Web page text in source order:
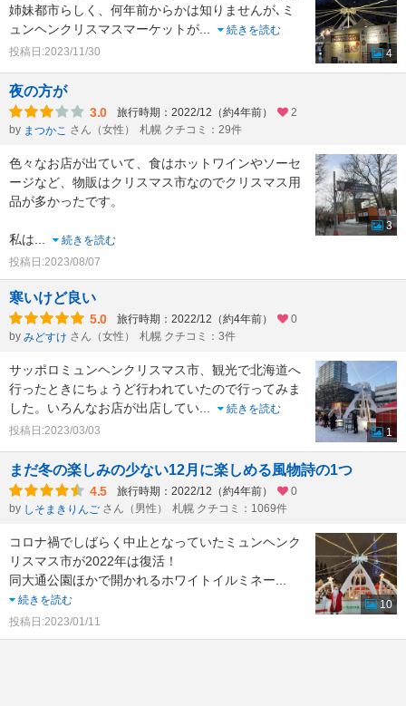
姉妹都市らしく、何年前からかは知りませんが､ミ
ュンヘンクリスマスマーケットが
続きを読む
投稿日:2023/11/30
4
夜の方が
3.0 旅行時期：2022/12（約4年前）
2
by まつかこ さん（女性） 札幌 クチコミ：29件
色々なお店が出ていて、食はホットワインやソーセ
ージなど、物販はクリスマス市なのでクリスマス用
品が多かったです。
私は
続きを読む
投稿日:2023/08/07
3
寒いけど良い
5.0 旅行時期：2022/12（約4年前）
0
by みどすけ さん（女性） 札幌 クチコミ：3件
サッポロミュンヘンクリスマス市、観光で北海道へ
行ったときにちょうど行われていたので行ってみま
した。いろんなお店が出店してい
続きを読む
投稿日:2023/03/03
1
まだ冬の楽しみの少ない12月に楽しめる風物詩の1つ
4.5 旅行時期：2022/12（約4年前）
0
by しそまきりんご さん（男性） 札幌 クチコミ：1069件
コロナ禍でしばらく中止となっていたミュンヘンク
リスマス市が2022年は復活！
同大通公園ほかで開かれるホワイトイルミネー
続きを読む
投稿日:2023/01/11
10